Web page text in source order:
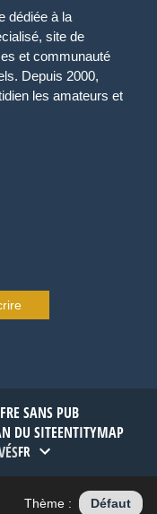
dédiée à la
site de
et communauté
Depuis 2000,
les amateurs et
SANS PUB
DU SITEENTITYMAP
FR
Thème : Défaut